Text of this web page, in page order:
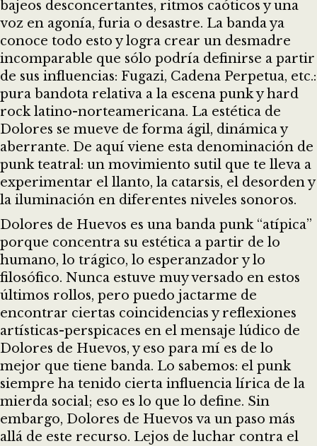
bajeos desconcertantes, ritmos caóticos y una
voz en agonía, furia o desastre. La banda ya
conoce todo esto y logra crear un desmadre
incomparable que sólo podría definirse a partir
de sus influencias: Fugazi, Cadena Perpetua, etc.:
pura bandota relativa a la escena punk y hard
rock latino-norteamericana. La estética de
Dolores se mueve de forma ágil, dinámica y
aberrante. De aquí viene esta denominación de
punk teatral: un movimiento sutil que te lleva a
experimentar el llanto, la catarsis, el desorden y
la iluminación en diferentes niveles sonoros.
Dolores de Huevos es una banda punk “atípica”
porque concentra su estética a partir de lo
humano, lo trágico, lo esperanzador y lo
filosófico. Nunca estuve muy versado en estos
últimos rollos, pero puedo jactarme de
encontrar ciertas coincidencias y reflexiones
artísticas-perspicaces en el mensaje lúdico de
Dolores de Huevos, y eso para mí es de lo
mejor que tiene banda. Lo sabemos: el punk
siempre ha tenido cierta influencia lírica de la
mierda social; eso es lo que lo define. Sin
embargo, Dolores de Huevos va un paso más
allá de este recurso. Lejos de luchar contra el